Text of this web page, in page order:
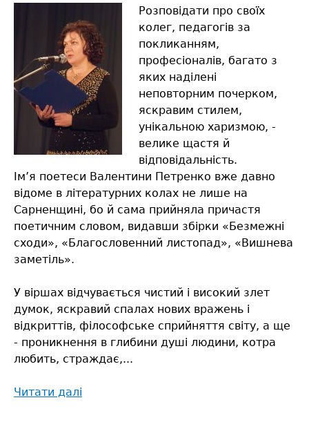
Розповідати про своїх
колег, педагогів за
покликанням,
професіоналів, багато з
яких наділені
неповторним почерком,
яскравим стилем,
унікальною харизмою, -
велике щастя й
відповідальність.
Ім’я поетеси Валентини Петренко вже давно
відоме в літературних колах не лише на
Сарненщині, бо й сама прийняла причастя
поетичним словом, видавши збірки «Безмежні
сходи», «Благословенний листопад», «Вишнева
заметіль».
У віршах відчувається чистий і високий злет
думок, яскравий спалах нових вражень і
відкриттів, філософське сприйняття світу, а ще
- проникнення в глибини душі людини, котра
любить, страждає,...
Читати далі